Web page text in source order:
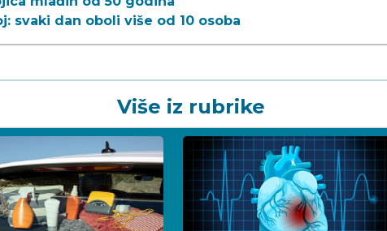
svaki dan oboli više od 10 osoba
Više iz rubrike